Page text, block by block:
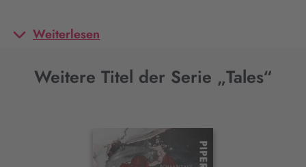
Weiterlesen
Weitere Titel der Serie „Tales“
Interaktives